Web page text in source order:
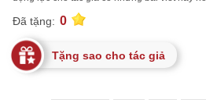
Đã tặng: 0
Tặng sao cho tác giả